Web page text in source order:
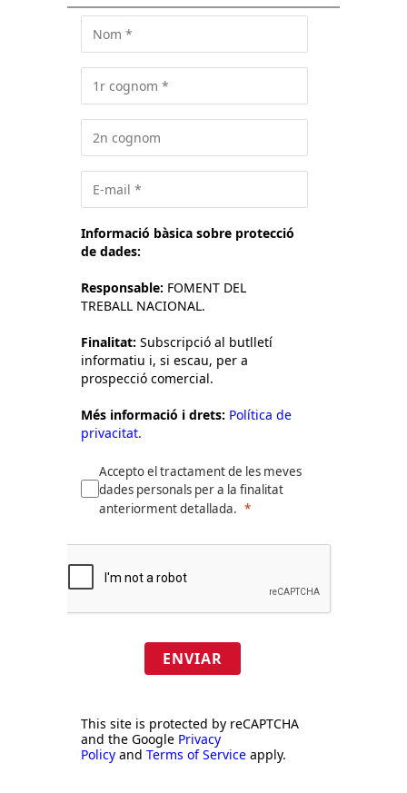
Informació bàsica sobre protecció
de dades:
Responsable: FOMENT DEL
TREBALL NACIONAL.
Finalitat: Subscripció al butlletí
informatiu i, si escau, per a
prospecció comercial.
Més informació i drets: Política de
privacitat.
Accepto el tractament de les meves
dades personals per a la finalitat
anteriorment detallada.
ENVIAR
This site is protected by reCAPTCHA
and the Google Privacy
Policy and Terms of Service apply.